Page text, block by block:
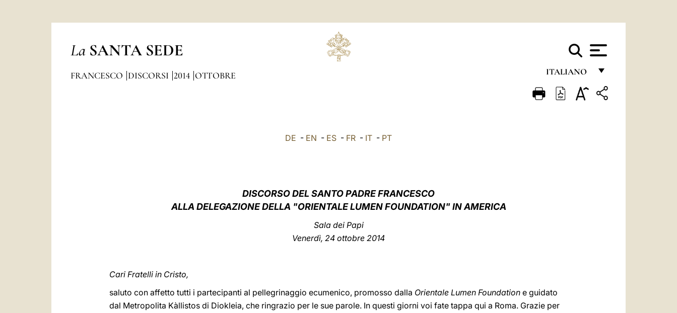
La SANTA SEDE
ITALIANO
FRANÇAIS
FRANCESCO DISCORSI 2014 OTTOBRE
DE - EN - ES - FR - IT - PT
DISCORSO DEL SANTO PADRE FRANCESCO
ALLA DELEGAZIONE DELLA "ORIENTALE LUMEN FOUNDATION" IN AMERICA
Sala dei Papi
Venerdì, 24 ottobre 2014
Cari Fratelli in Cristo,
saluto con affetto tutti i partecipanti al pellegrinaggio ecumenico, promosso dalla Orientale Lumen Foundation e guidato
dal Metropolita Kàllistos di Diokleia, che ringrazio per le sue parole. In questi giorni voi fate tappa qui a Roma. Grazie per